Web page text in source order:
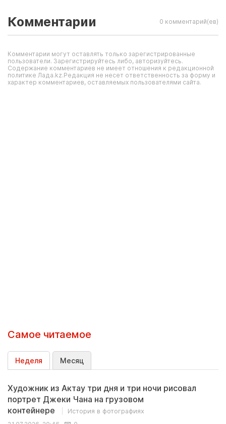
Комментарии 0 комментарий(ев)
Комментарии могут оставлять только зарегистрированные
пользователи. Зарегистрируйтесь либо, авторизуйтесь.
Содержание комментариев не имеет отношения к редакционной
политике Лада.kz.Редакция не несет ответственность за форму и
характер комментариев, оставляемых пользователями сайта.
Самое читаемое
Неделя Месяц
Художник из Актау три дня и три ночи рисовал
портрет Джеки Чана на грузовом
контейнере
История в фотографиях